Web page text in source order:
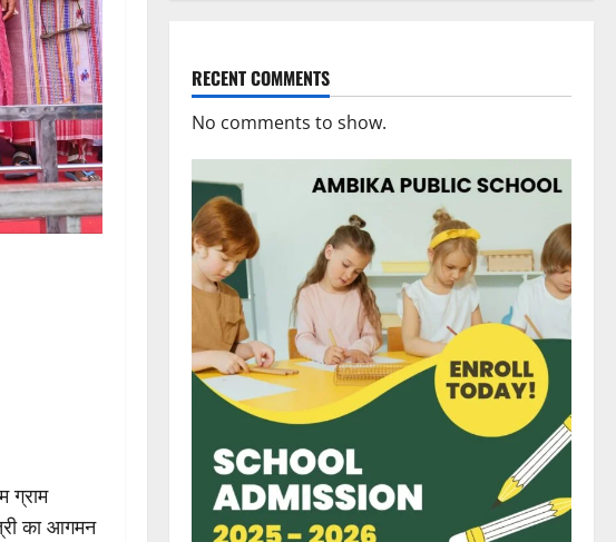
ग्राम
का आगमन
RECENT COMMENTS
No comments to show.